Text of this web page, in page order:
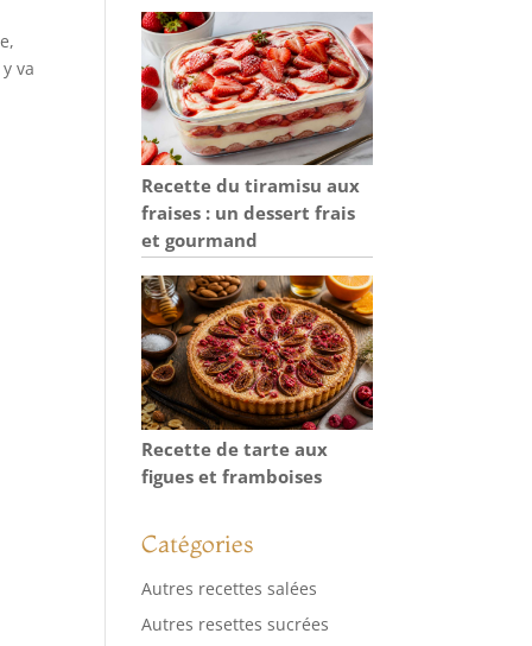
va
Recette du tiramisu aux
fraises : un dessert frais
et gourmand
Recette de tarte aux
figues et framboises
Catégories
Autres recettes salées
Autres resettes sucrées